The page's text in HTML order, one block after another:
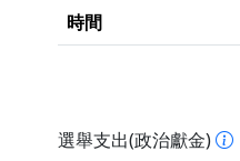
時間
選舉支出(政治獻金)